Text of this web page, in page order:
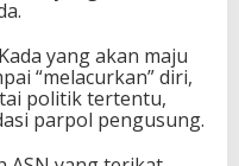
yang akan maju
“melacurkan” diri,
politik tertentu,
parpol pengusung.